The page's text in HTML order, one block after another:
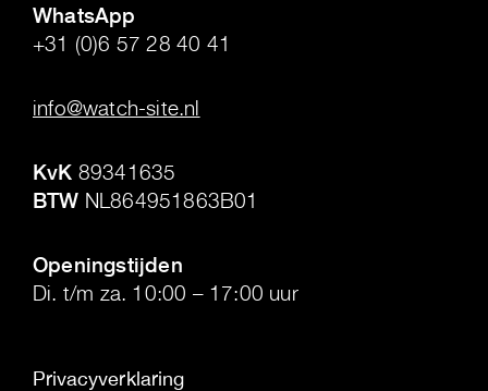
WhatsApp
+31 (0)6 57 28 40 41
info@watch-site.nl
KvK 89341635
BTW NL864951863B01
Openingstijden
Di. t/m za. 10:00 – 17:00 uur
Privacyverklaring